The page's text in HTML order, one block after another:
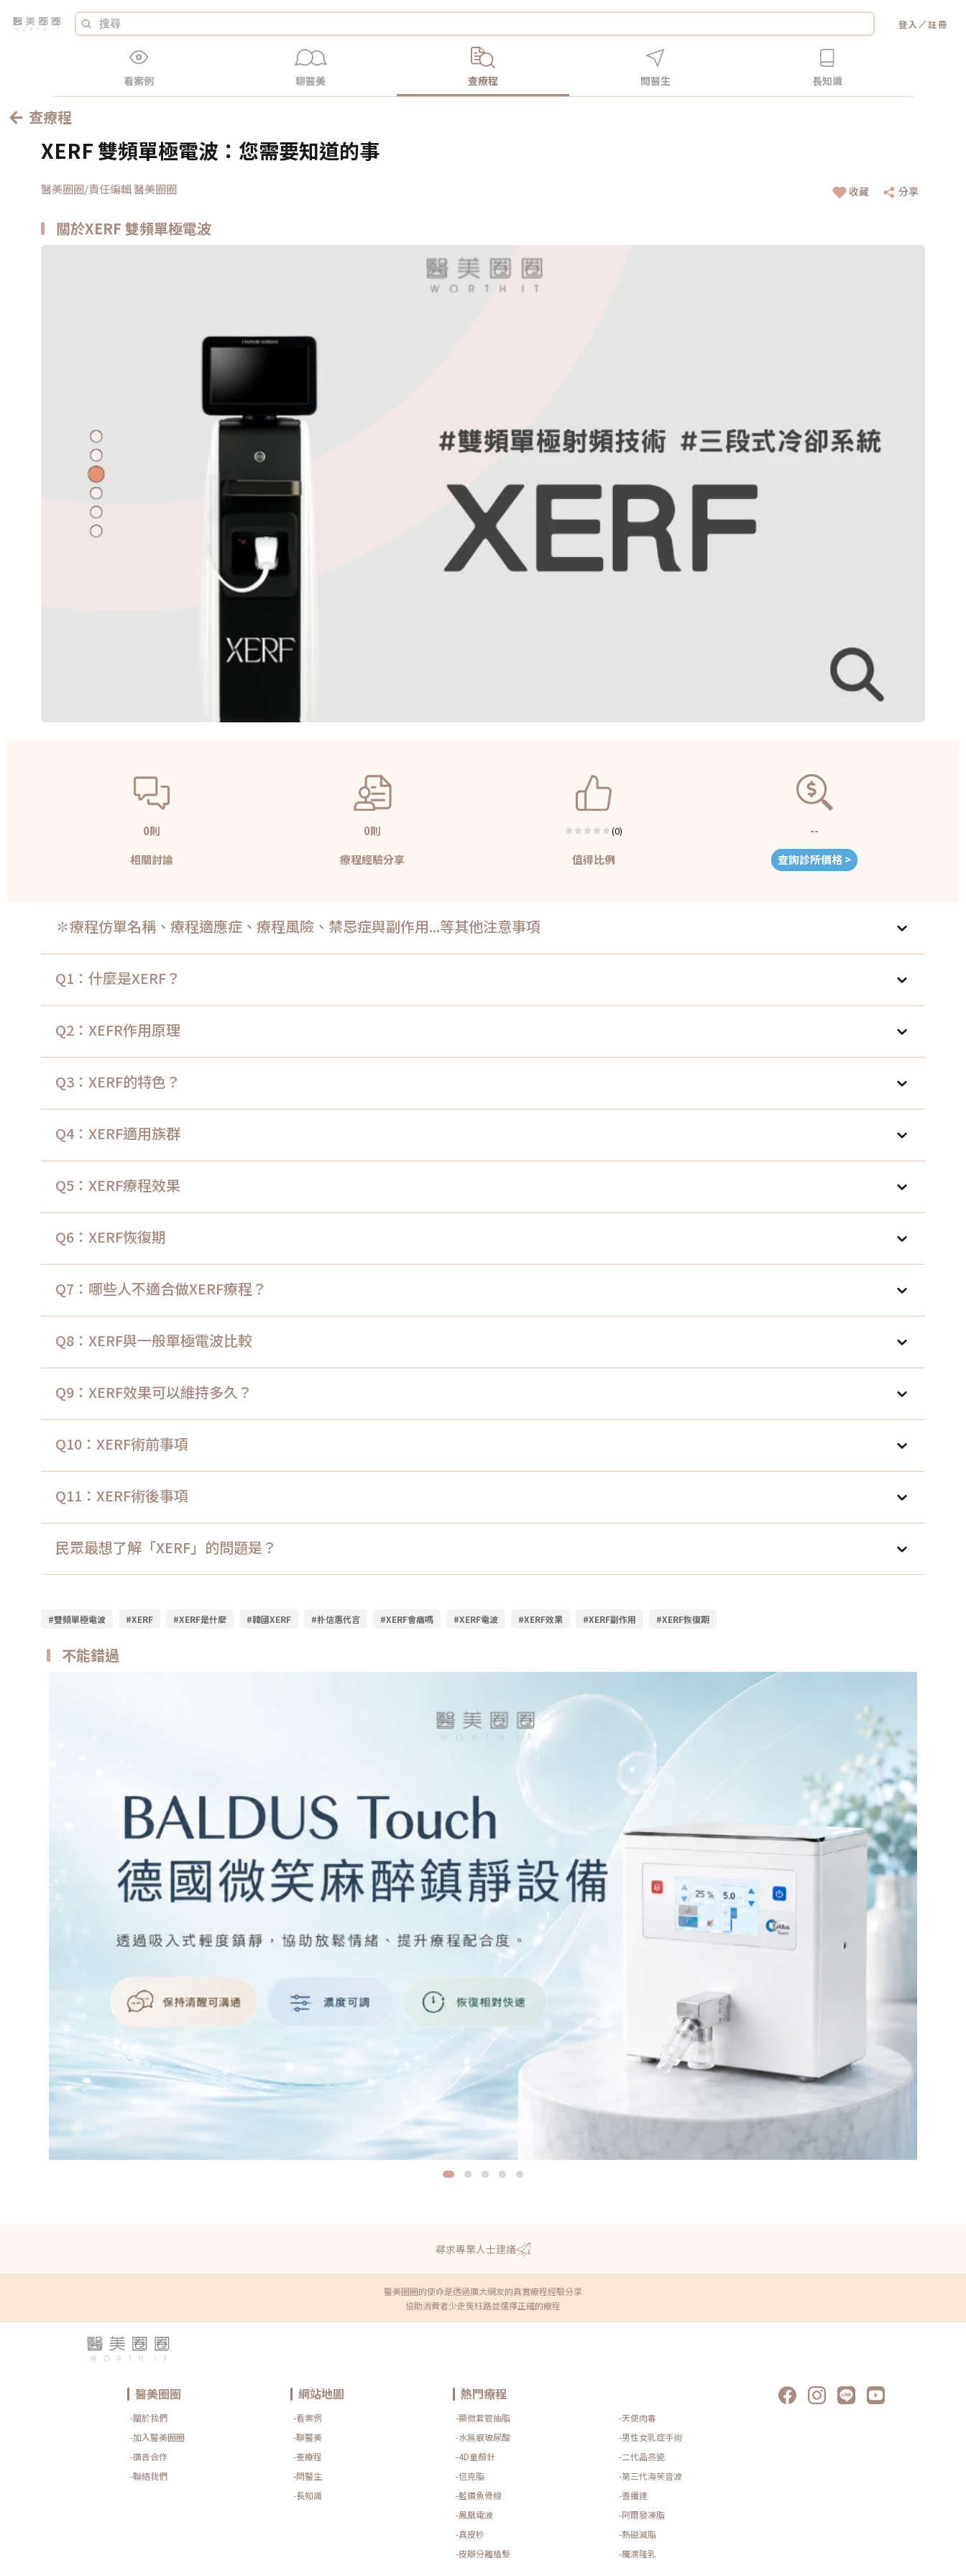
登入 ／註冊
看案例 聊醫美 查療程 問醫生 長知識
查療程
XERF 雙頻單極電波：您需要知道的事
醫美圈圈/責任編輯 醫美圈圈 收藏 分享
關於XERF 雙頻單極電波
0則
相關討論
0則
療程經驗分享
(0)
值得比例
--
查詢診所價格 >
✽療程仿單名稱、療程適應症、療程風險、禁忌症與副作用...等其他注意事項
Q1：什麼是XERF？
Q2：XEFR作用原理
Q3：XERF的特色？
Q4：XERF適用族群
Q5：XERF療程效果
Q6：XERF恢復期
Q7：哪些人不適合做XERF療程？
Q8：XERF與一般單極電波比較
Q9：XERF效果可以維持多久？
Q10：XERF術前事項
Q11：XERF術後事項
民眾最想了解「XERF」的問題是？
#雙頻單極電波 #XERF #XERF是什麼 #韓國XERF #朴信惠代言 #XERF會痛嗎 #XERF電波 #XERF效果 #XERF副作用 #XERF恢復期
不能錯過
尋求專業人士建議
醫美圈圈的使命是透過廣大網友的真實療程經驗分享
協助消費者少走冤枉路並選擇正確的療程
醫美圈圈
-關於我們
-加入醫美圈圈
-廣告合作
-聯絡我們
網站地圖
-看案例
-聊醫美
-查療程
-問醫生
-長知識
熱門療程
-顯微套管抽脂
-天使肉毒
-水無痕玻尿酸
-男性女乳症手術
-4D童顏針
-二代晶亮瓷
-倍克脂
-第三代海芙音波
-藍鑽魚骨線
-善纖達
-鳳凰電波
-阿爾發凍脂
-真皮秒
-熱磁減脂
-皮瓣分離植髮
-魔滴隆乳